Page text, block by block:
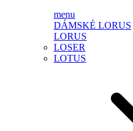
menu
DÁMSKÉ LORUS
LORUS
LOSER
LOTUS